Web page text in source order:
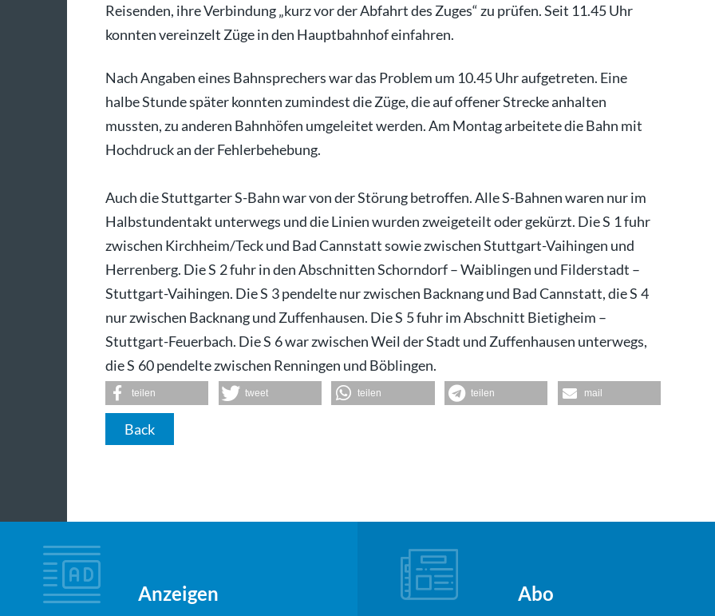
Reisenden, ihre Verbindung „kurz vor der Abfahrt des Zuges“ zu prüfen. Seit 11.45 Uhr
konnten vereinzelt Züge in den Hauptbahnhof einfahren.
Nach Angaben eines Bahnsprechers war das Problem um 10.45 Uhr aufgetreten. Eine
halbe Stunde später konnten zumindest die Züge, die auf offener Strecke anhalten
mussten, zu anderen Bahnhöfen umgeleitet werden. Am Montag arbeitete die Bahn mit
Hochdruck an der Fehlerbehebung.
Auch die Stuttgarter S-Bahn war von der Störung betroffen. Alle S-Bahnen waren nur im
Halbstundentakt unterwegs und die Linien wurden zweigeteilt oder gekürzt. Die S 1 fuhr
zwischen Kirchheim/Teck und Bad Cannstatt sowie zwischen Stuttgart-Vaihingen und
Herrenberg. Die S 2 fuhr in den Abschnitten Schorndorf – Waiblingen und Filderstadt –
Stuttgart-Vaihingen. Die S 3 pendelte nur zwischen Backnang und Bad Cannstatt, die S 4
nur zwischen Backnang und Zuffenhausen. Die S 5 fuhr im Abschnitt Bietigheim –
Stuttgart-Feuerbach. Die S 6 war zwischen Weil der Stadt und Zuffenhausen unterwegs,
die S 60 pendelte zwischen Renningen und Böblingen.
teilen tweet teilen teilen mail
Back
Anzeigen Abo